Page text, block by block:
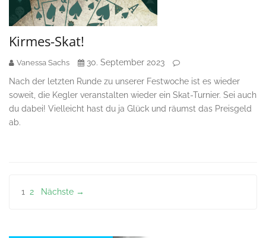
Kirmes-Skat!
Vanessa Sachs
30. September 2023
Nach der letzten Runde zu unserer Festwoche ist es wieder
soweit, die Kegler veranstalten wieder ein Skat-Turnier. Sei auch
du dabei! Vielleicht hast du ja Glück und räumst das Preisgeld
ab.
Seitennummerierung
1 2 Nächste →